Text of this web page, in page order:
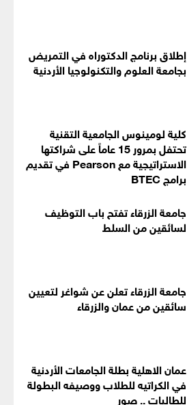
إطلاق برنامج الدكتوراه في التمريض
بجامعة العلوم والتكنولوجيا الأردنية
كلية لومينوس الجامعية التقنية
تحتفل بمرور 15 عاماً على شراكتها
الاستراتيجية مع Pearson في تقديم
برامج BTEC
جامعة الزرقاء تفتح باب التوظيف
لسائقين من السلط
جامعة الزرقاء تعلن عن شواغر لتعيين
سائقين من عمان والزرقاء
عمان الاهلية بطلة الجامعات الأردنية
في الكراتيه للطلاب ووصيفه البطولة
للطالبات .. صور